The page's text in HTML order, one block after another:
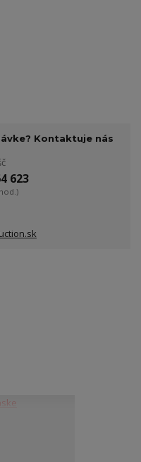
Kontaktuje nás
623